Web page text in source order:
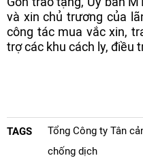
và xin chủ trương của
công tác mua vắc xin,
trợ các khu cách ly, điều
TAGS
Tổng Công ty Tân
chống dịch